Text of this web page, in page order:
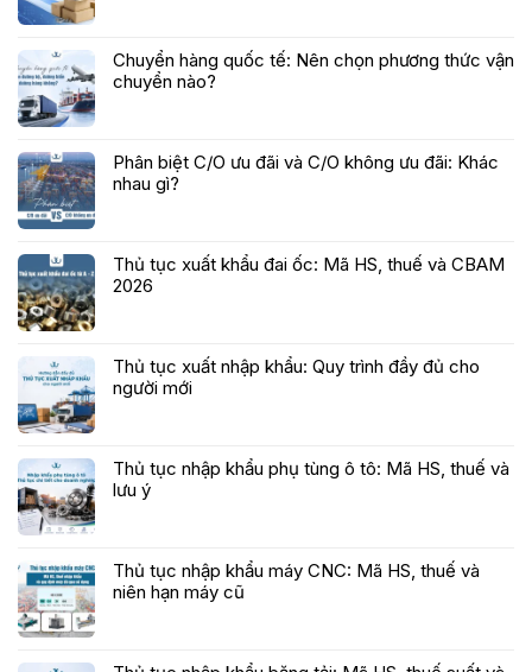
Chuyển hàng quốc tế: Nên chọn phương thức vận
chuyển nào?
Phân biệt C/O ưu đãi và C/O không ưu đãi: Khác
nhau gì?
Thủ tục xuất khẩu đai ốc: Mã HS, thuế và CBAM
2026
Thủ tục xuất nhập khẩu: Quy trình đầy đủ cho
người mới
Thủ tục nhập khẩu phụ tùng ô tô: Mã HS, thuế và
lưu ý
Thủ tục nhập khẩu máy CNC: Mã HS, thuế và
niên hạn máy cũ